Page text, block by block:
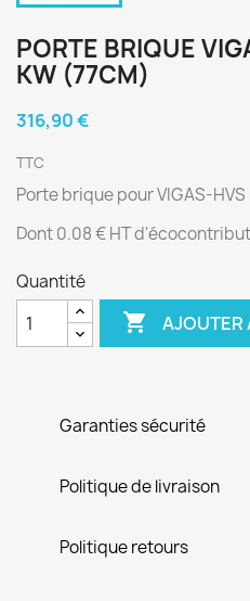
PORTE BRIQUE
KW (77CM)
316,90 €
TTC
Porte brique pour VIGAS-
Dont 0.08 € HT
Quantité
 AJOUTER
Garanties sécurité
Politique de livraison
Politique retours